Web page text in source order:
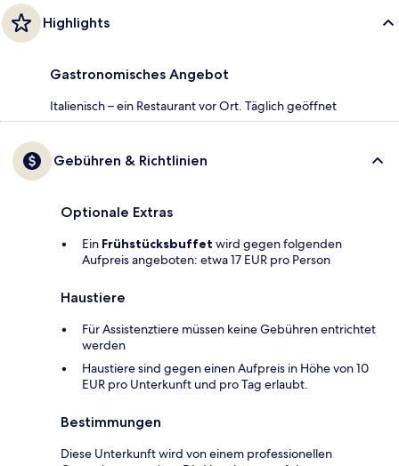
Highlights
Gastronomisches Angebot
Italienisch – ein Restaurant vor Ort. Täglich geöffnet
Gebühren & Richtlinien
Optionale Extras
Ein Frühstücksbuffet wird gegen folgenden
Aufpreis angeboten: etwa 17 EUR pro Person
Haustiere
Für Assistenztiere müssen keine Gebühren entrichtet
werden
Haustiere sind gegen einen Aufpreis in Höhe von 10
EUR pro Unterkunft und pro Tag erlaubt.
Bestimmungen
Diese Unterkunft wird von einem professionellen